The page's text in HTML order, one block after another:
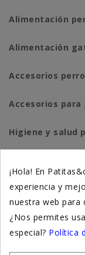
Alimentación
Alimentación
Accesorios
Accesorios para
Higiene y salud
Otros
¡Hola! En
experiencia y
nuestra web para
¿Nos permites
especial? Política